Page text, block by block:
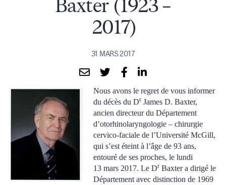
Baxter (1923 –
2017)
31 MARS 2017
Nous avons le regret de vous informer
du décès du Dr James D. Baxter,
ancien directeur du Département
d’otorhinolaryngologie – chirurgie
cervico-faciale de l’Université McGill,
qui s’est éteint à l’âge de 93 ans,
entouré de ses proches, le lundi
13 mars 2017. Le Dr Baxter a dirigé le
Département avec distinction de 1969